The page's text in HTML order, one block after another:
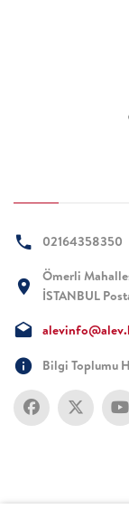
02164358350
Ömerli
İSTANBUL
Bilgi Toplumu